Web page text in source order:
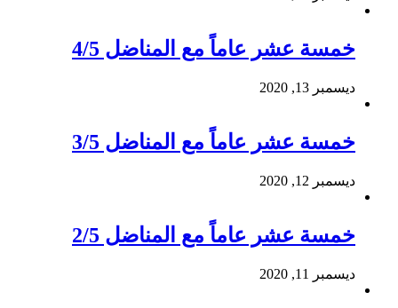
خمسة عشر عاماً مع المناضل 4/5
ديسمبر 13, 2020
خمسة عشر عاماً مع المناضل 3/5
ديسمبر 12, 2020
خمسة عشر عاماً مع المناضل 2/5
ديسمبر 11, 2020